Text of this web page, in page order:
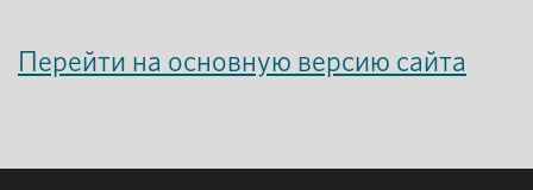
Перейти на основную версию сайта